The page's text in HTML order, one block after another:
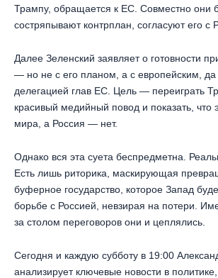
Трампу, обращается к ЕС. Совместно они
состряпывают контрплан, согласуют его с
Далее Зеленский заявляет о готовности
— но не с его планом, а с европейским,
делегацией глав ЕС. Цель — переиграть
красивый медийный повод и показать, что
мира, а Россия — нет.
Однако вся эта суета беспредметна.
Есть лишь риторика, маскирующая
буферное государство, которое Запад
борьбе с Россией, невзирая на потери.
за столом переговоров они и цеплялись.
Сегодня и каждую субботу в 19:00
анализирует ключевые новости в